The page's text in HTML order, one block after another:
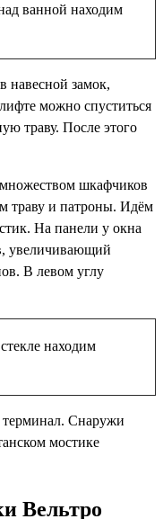
ванной находим
навесной замок,
можно спуститься
траву. После этого
шкафчиков
траву и патроны. Идём
На панели у окна
, увеличивающий
В левом углу
находим
Снаружи
мостике
Вельтро